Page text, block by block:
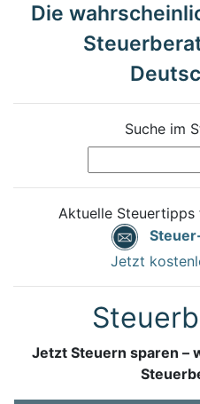
Die
Suche im
Aktuelle Steuertipps
Jetzt
Jetzt Steuern sparen –